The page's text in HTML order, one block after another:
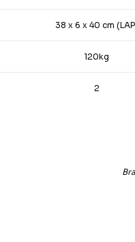
38 x 6 x 40 cm
120kg
2